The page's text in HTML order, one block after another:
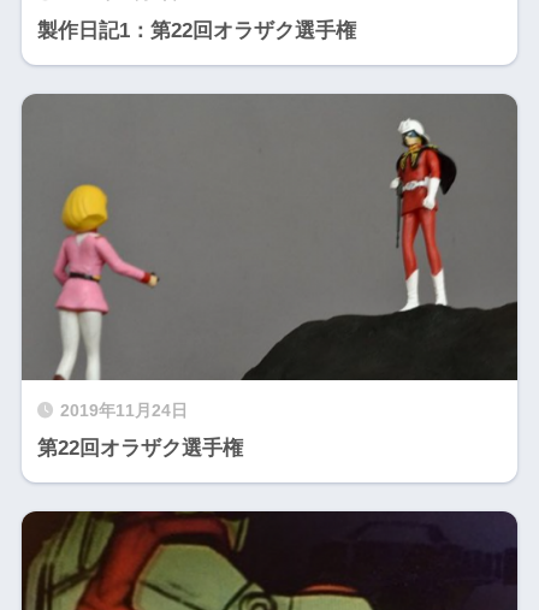
製作日記1：第22回オラザク選手権
2019年11月24日
第22回オラザク選手権